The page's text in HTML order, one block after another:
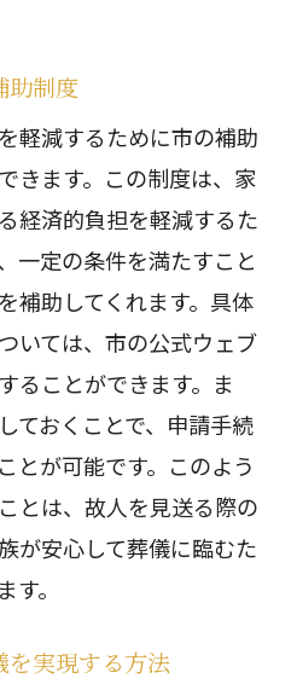
助制度
軽減するために市の補助
きます。この制度は、家
経済的負担を軽減するた
一定の条件を満たすこと
補助してくれます。具体
いては、市の公式ウェブ
ることができます。ま
ておくことで、申請手続
とが可能です。このよう
とは、故人を見送る際の
が安心して葬儀に臨むた
。
を実現する方法